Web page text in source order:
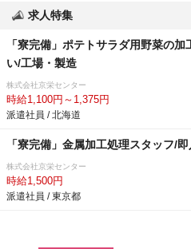
求人特集
「寮完備」ポテトサラダ用野菜の
い/工場・製造
株式会社京栄センター
時給1,100円～1,375円
派遣社員 / 北海道
「寮完備」金属加工処理スタッフ/
株式会社京栄センター
時給1,500円
派遣社員 / 東京都